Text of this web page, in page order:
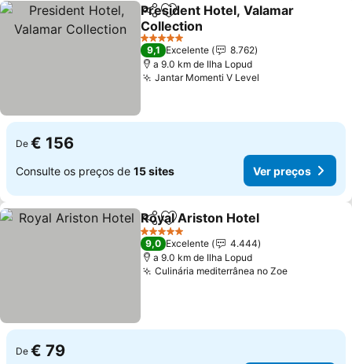
PartilharAdicionar aos favoritos
President Hotel, Valamar
Collection
5 Estrelas
9,1 Excelente
8.762
a 9.0 km de Ilha Lopud
Jantar Momenti V Level
De € 156
Consulte os preços de 15 sites Ver preços
PartilharAdicionar aos favoritos
Royal Ariston Hotel
5 Estrelas
9,0 Excelente
4.444
a 9.0 km de Ilha Lopud
Culinária mediterrânea no Zoe
De € 79